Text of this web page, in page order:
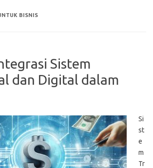
BISNIS
Sistem
dan Digital dalam
Si
st
e
m
Tr